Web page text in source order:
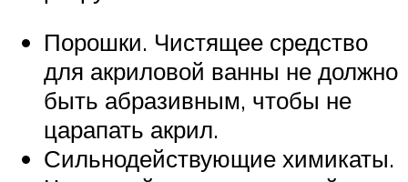
Порошки. Чистящее средство
для акриловой ванны не должно
быть абразивным, чтобы не
царапать акрил.
Сильнодействующие химикаты.